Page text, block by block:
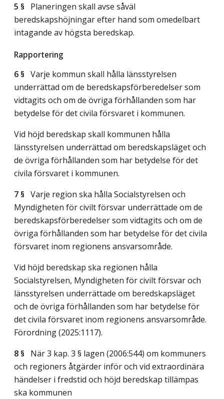
5 § Planeringen skall avse såväl
beredskapshöjningar efter hand som omedelbart
intagande av högsta beredskap.
Rapportering
6 § Varje kommun skall hålla länsstyrelsen
underrättad om de beredskapsförberedelser som
vidtagits och om de övriga förhållanden som har
betydelse för det civila försvaret i kommunen.
Vid höjd beredskap skall kommunen hålla
länsstyrelsen underrättad om beredskapsläget och
de övriga förhållanden som har betydelse för det
civila försvaret i kommunen.
7 § Varje region ska hålla Socialstyrelsen och
Myndigheten för civilt försvar underrättade om de
beredskapsförberedelser som vidtagits och om de
övriga förhållanden som har betydelse för det civila
försvaret inom regionens ansvarsområde.
Vid höjd beredskap ska regionen hålla
Socialstyrelsen, Myndigheten för civilt försvar och
länsstyrelsen underrättade om beredskapsläget
och de övriga förhållanden som har betydelse för
det civila försvaret inom regionens ansvarsområde.
Förordning (2025:1117).
8 § När 3 kap. 3 § lagen (2006:544) om kommuners
och regioners åtgärder inför och vid extraordinära
händelser i fredstid och höjd beredskap tillämpas
ska kommunen